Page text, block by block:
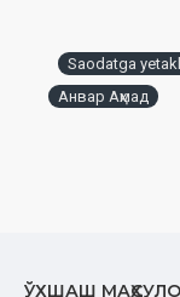
Saodatga
Анвар Аҳмад
ЎХШАШ